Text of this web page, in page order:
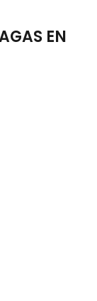
EN